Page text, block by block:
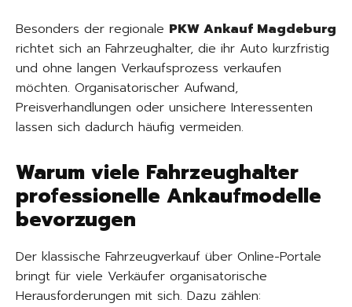
Besonders der regionale PKW Ankauf Magdeburg
richtet sich an Fahrzeughalter, die ihr Auto kurzfristig
und ohne langen Verkaufsprozess verkaufen
möchten. Organisatorischer Aufwand,
Preisverhandlungen oder unsichere Interessenten
lassen sich dadurch häufig vermeiden.
Warum viele Fahrzeughalter
professionelle Ankaufmodelle
bevorzugen
Der klassische Fahrzeugverkauf über Online-Portale
bringt für viele Verkäufer organisatorische
Herausforderungen mit sich. Dazu zählen: